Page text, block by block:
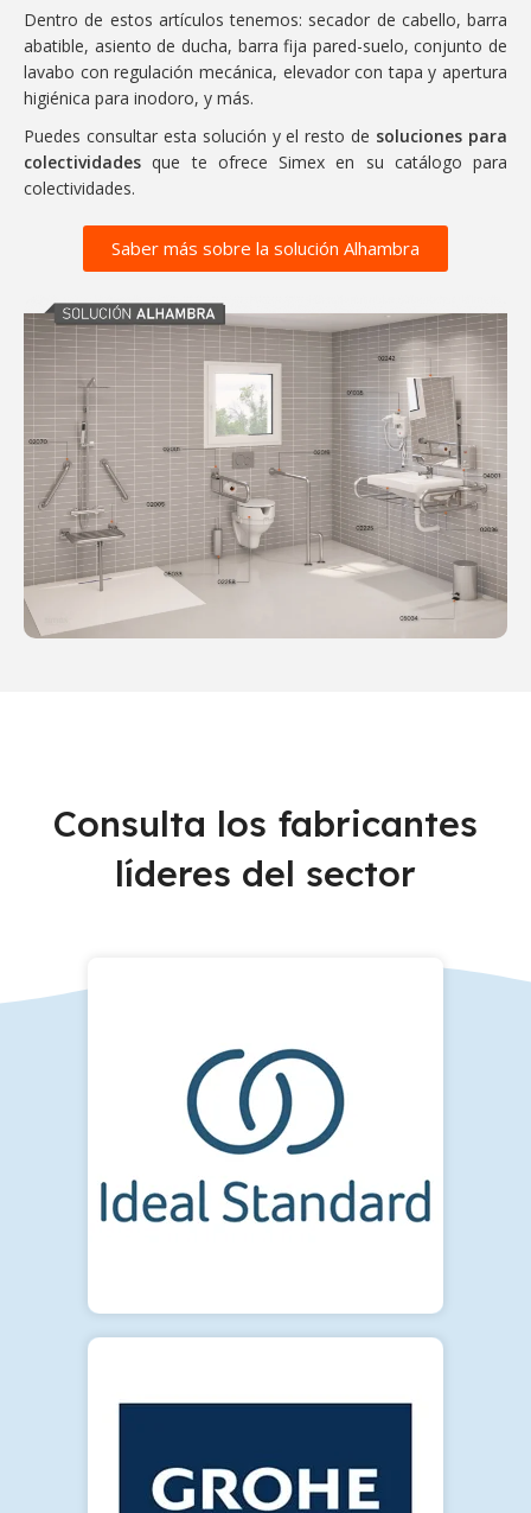
Dentro de estos artículos tenemos: secador de cabello, barra
abatible, asiento de ducha, barra fija pared-suelo, conjunto de
lavabo con regulación mecánica, elevador con tapa y apertura
higiénica para inodoro, y más.
Puedes consultar esta solución y el resto de soluciones para
colectividades que te ofrece Simex en su catálogo para
colectividades.
Saber más sobre la solución Alhambra
Consulta los fabricantes
líderes del sector